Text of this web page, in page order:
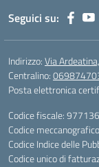
Seguici su:
Indirizzo:Via
Centralino:
Posta elettronica
Codice fiscale:
Codice
Codice Indice delle
Codice unico di